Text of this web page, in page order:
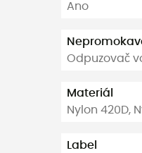
Ano
Odpuzovač
Materiál
Nylon 420D,
Label